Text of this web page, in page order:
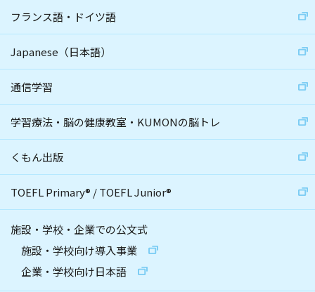
フランス語・ドイツ語
Japanese（日本語）
通信学習
学習療法・脳の健康教室・KUMONの脳トレ
くもん出版
TOEFL Primary® /TOEFL Junior®
施設・学校・企業での公文式
施設・学校向け導入事業
企業・学校向け日本語